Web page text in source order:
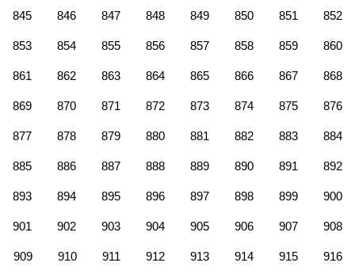
845 846 847 848 849 850 851 852
853 854 855 856 857 858 859 860
861 862 863 864 865 866 867 868
869 870 871 872 873 874 875 876
877 878 879 880 881 882 883 884
885 886 887 888 889 890 891 892
893 894 895 896 897 898 899 900
901 902 903 904 905 906 907 908
909 910 911 912 913 914 915 916